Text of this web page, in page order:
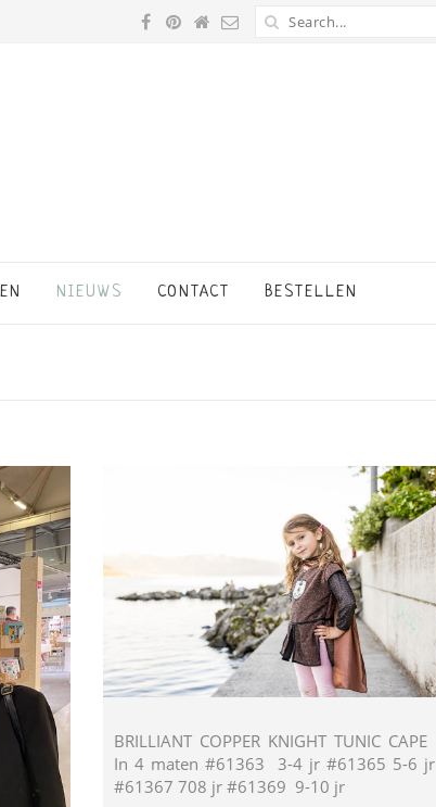
NIEUWS CONTACT BESTELLEN
BRILLIANT COPPER KNIGHT TUNIC CAPE
In 4 maten #61363 3-4 jr #61365 5-6 jr
#61367 708 jr #61369 9-10 jr